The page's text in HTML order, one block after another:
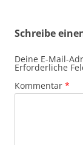
Schreibe
Deine E-Mail-
Erforderliche
Kommentar *